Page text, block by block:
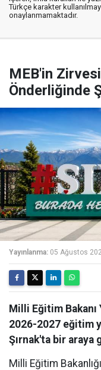
Türkçe karakter
onaylanmamaktadır.
MEB'in
Önderliğinde
Yayınlanma: 05 Ağustos
Milli Eğitim
2026-2027 eğitim
Şırnak'ta bir araya
Milli Eğitim